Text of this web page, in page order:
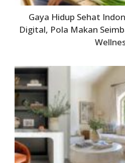
Gaya Hidup Sehat
Digital, Pola Makan